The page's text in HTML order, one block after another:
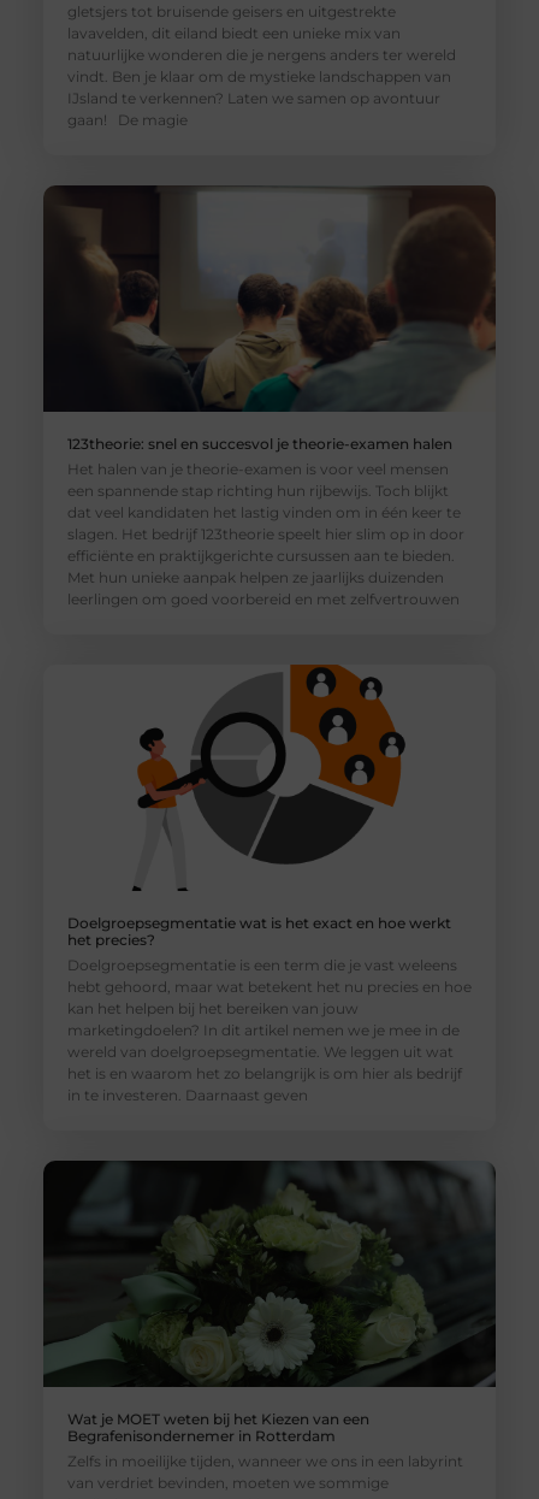
gletsjers tot bruisende geisers en uitgestrekte
lavavelden, dit eiland biedt een unieke mix van
natuurlijke wonderen die je nergens anders ter wereld
vindt. Ben je klaar om de mystieke landschappen van
IJsland te verkennen? Laten we samen op avontuur
gaan! De magie
123theorie: snel en succesvol je theorie-examen halen
Het halen van je theorie-examen is voor veel mensen
een spannende stap richting hun rijbewijs. Toch blijkt
dat veel kandidaten het lastig vinden om in één keer te
slagen. Het bedrijf 123theorie speelt hier slim op in door
efficiënte en praktijkgerichte cursussen aan te bieden.
Met hun unieke aanpak helpen ze jaarlijks duizenden
leerlingen om goed voorbereid en met zelfvertrouwen
Doelgroepsegmentatie wat is het exact en hoe werkt
het precies?
Doelgroepsegmentatie is een term die je vast weleens
hebt gehoord, maar wat betekent het nu precies en hoe
kan het helpen bij het bereiken van jouw
marketingdoelen? In dit artikel nemen we je mee in de
wereld van doelgroepsegmentatie. We leggen uit wat
het is en waarom het zo belangrijk is om hier als bedrijf
in te investeren. Daarnaast geven
Wat je MOET weten bij het Kiezen van een
Begrafenisondernemer in Rotterdam
Zelfs in moeilijke tijden, wanneer we ons in een labyrint
van verdriet bevinden, moeten we sommige